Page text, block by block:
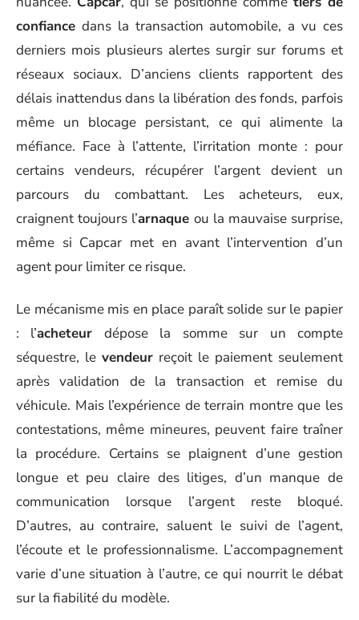
confiance dans la transaction automobile, a vu ces
derniers mois plusieurs alertes surgir sur forums et
réseaux sociaux. D’anciens clients rapportent des
délais inattendus dans la libération des fonds, parfois
même un blocage persistant, ce qui alimente la
méfiance. Face à l’attente, l’irritation monte : pour
certains vendeurs, récupérer l’argent devient un
parcours du combattant. Les acheteurs, eux,
craignent toujours l’arnaque ou la mauvaise surprise,
même si Capcar met en avant l’intervention d’un
agent pour limiter ce risque.
Le mécanisme mis en place paraît solide sur le papier
: l’acheteur dépose la somme sur un compte
séquestre, le vendeur reçoit le paiement seulement
après validation de la transaction et remise du
véhicule. Mais l’expérience de terrain montre que les
contestations, même mineures, peuvent faire traîner
la procédure. Certains se plaignent d’une gestion
longue et peu claire des litiges, d’un manque de
communication lorsque l’argent reste bloqué.
D’autres, au contraire, saluent le suivi de l’agent,
l’écoute et le professionnalisme. L’accompagnement
varie d’une situation à l’autre, ce qui nourrit le débat
sur la fiabilité du modèle.